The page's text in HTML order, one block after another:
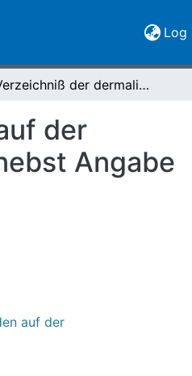
Log
Verzeichniß der dermaligen Lehrer und Studirenden auf der Großherzoglich-Hessischen Universität zu Giessen, nebst Angabe ihrer Wohnungen : Winter-Semester 1826
der
Angabe
auf der